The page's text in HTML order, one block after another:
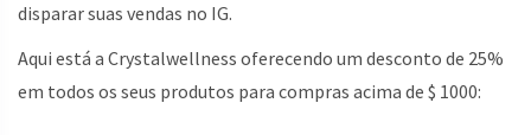
disparar suas vendas no IG.
Aqui está a Crystalwellness oferecendo um desconto de 25%
em todos os seus produtos para compras acima de $ 1000: